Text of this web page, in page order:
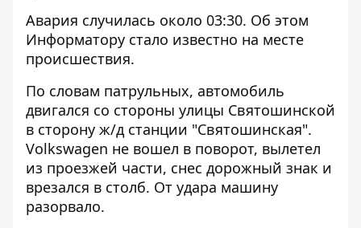
Авария случилась около 03:30. Об этом
Информатору стало известно на месте
происшествия.
По словам патрульных, автомобиль
двигался со стороны улицы Святошинской
в сторону ж/д станции "Святошинская".
Volkswagen не вошел в поворот, вылетел
из проезжей части, снес дорожный знак и
врезался в столб. От удара машину
разорвало.